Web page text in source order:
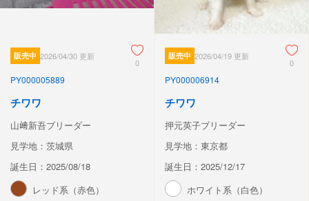
販売中 2026/04/30 更新
0
PY000005889
チワワ
山﨑新吾ブリーダー
見学地：茨城県
誕生日：2025/08/18
レッド系（赤色）
販売中 2026/04/19 更新
0
PY000006914
チワワ
押元英子ブリーダー
見学地：東京都
誕生日：2025/12/17
ホワイト系（白色）